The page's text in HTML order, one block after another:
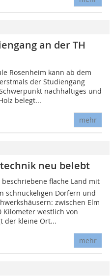
an der TH
Rosenheim kann ab dem
der Studiengang
nachhaltiges und
belegt...
mehr
neu belebt
flache Land mit
schnuckeligen Dörfern und
zwischen Elm
Kilometer westlich von
der kleine Ort...
mehr